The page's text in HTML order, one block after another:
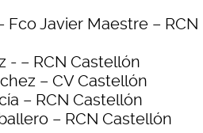
Fco Javier Maestre – RCN
- – RCN Castellón
– CV Castellón
– RCN Castellón
– RCN Castellón